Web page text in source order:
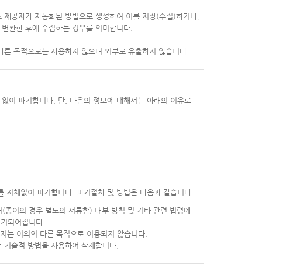
공자가 자동화된 방법으로 생성하여 이를 저장(수집)하거나,
환한 후에 수집하는 경우를 의미합니다.
목적으로는 사용하지 않으며 외부로 유출하지 않습니다.
이 파기합니다. 단, 다음의 정보에 대해서는 아래의 이유로
체없이 파기합니다. 파기절차 및 방법은 다음과 같습니다.
이의 경우 별도의 서류함) 내부 방침 및 기타 관련 법령에
되어집니다.
는 이외의 다른 목적으로 이용되지 않습니다.
술적 방법을 사용하여 삭제합니다.